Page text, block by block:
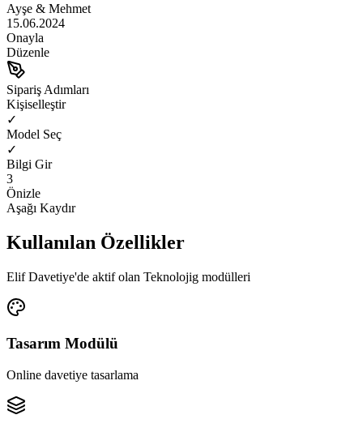
Ayşe & Mehmet
15.06.2024
Onayla
Düzenle
Sipariş Adımları
Kişiselleştir
✓
Model Seç
✓
Bilgi Gir
3
Önizle
Aşağı Kaydır
Kullanılan Özellikler
Elif Davetiye'de aktif olan Teknolojig modülleri
Tasarım Modülü
Online davetiye tasarlama